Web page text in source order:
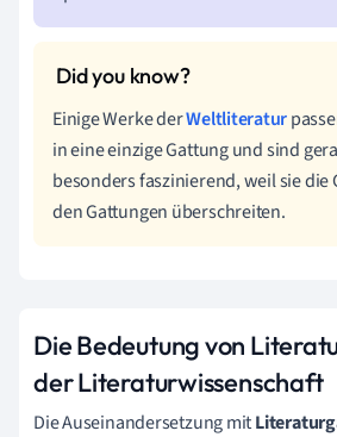
Einige Werke derWeltliteratur
in eine einzige Gattung und sind
besonders faszinierend, weil sie die
den Gattungen überschreiten.
Die Bedeutung von
der Literaturwissenschaft
Die Auseinandersetzung mit